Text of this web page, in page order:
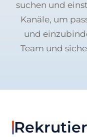
suchen und
Kanäle, um
und
Team und